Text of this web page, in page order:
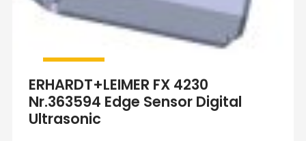
ERHARDT+LEIMER FX 4230
Nr.363594 Edge Sensor Digital
Ultrasonic